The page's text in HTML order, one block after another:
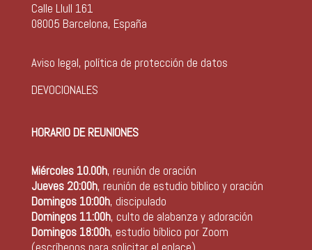
Calle Llull 161
08005 Barcelona, España
Aviso legal, política de protección de datos
DEVOCIONALES
HORARIO DE REUNIONES
Miércoles 10.00h, reunión de oración
Jueves 20:00h, reunión de estudio bíblico y oración
Domingos 10:00h, discipulado
Domingos 11:00h, culto de alabanza y adoración
Domingos 18:00h, estudio bíblico por Zoom